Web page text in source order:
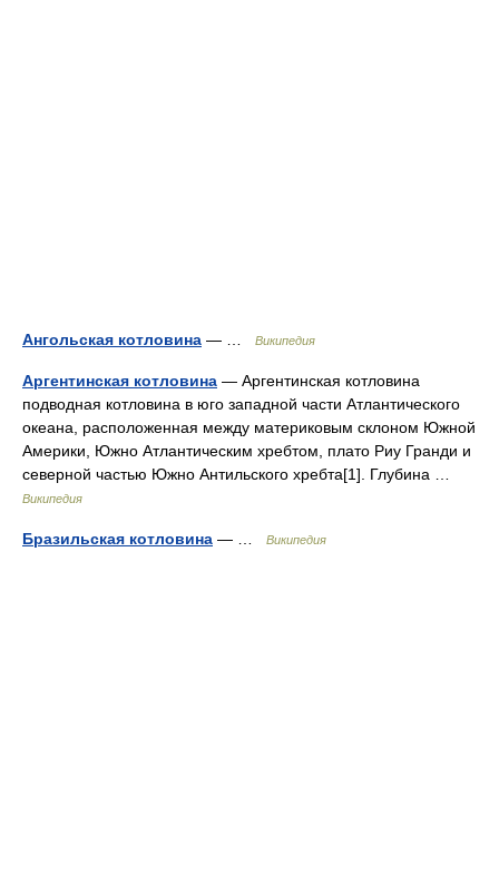
Ангольская котловина — … Википедия
Аргентинская котловина — Аргентинская котловина
подводная котловина в юго западной части Атлантического
океана, расположенная между материковым склоном Южной
Америки, Южно Атлантическим хребтом, плато Риу Гранди и
северной частью Южно Антильского хребта[1]. Глубина …
Википедия
Бразильская котловина — … Википедия